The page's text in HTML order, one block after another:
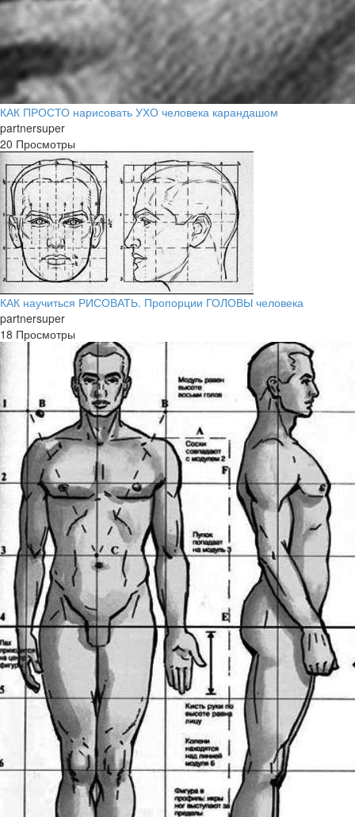
КАК ПРОСТО нарисовать УХО человека карандашом
partnersuper
20 Просмотры
КАК научиться РИСОВАТЬ. Пропорции ГОЛОВЫ человека
partnersuper
18 Просмотры